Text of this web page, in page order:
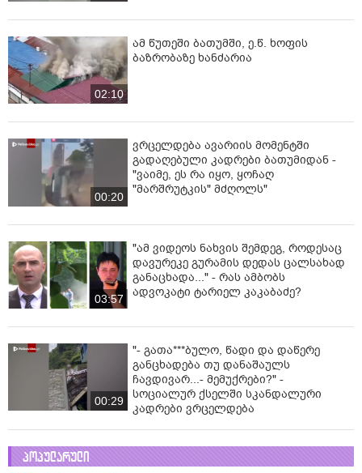
02:10
ამ წუთეში ბათუმში, ე.წ. ხოფის
ბაზრობაზე ხანძარია
00:20
ვრცელდება ავარიის მომენტში
გადაღებული კადრები ბათუმიდან -
"ვაიმე, ეს რა იყო, ყოჩაღ
"მარშრუტკის" მძღოლს"
03:57
"ამ ვიდეოს ნახვის შემდეგ, როდესაც
დავურეკე გურამის დედას ცალსახად
განაცხადა..." - რას ამბობს
ადვოკატი ტარიელ კაკაბაძე?
00:29
"- გათა***ბულო, წადი და დაწერე
განცხადება თუ დანაშაულს
ჩავდივარ...- მემუქრები?" -
სოციალურ ქსელში სკანდალური
კადრები ვრცელდება
პოპულარული